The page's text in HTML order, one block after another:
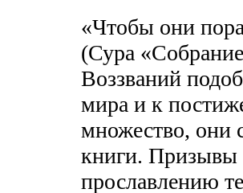
«Чтобы они
(Сура
Воззваний
мира и к
множество, они
книги.
прославлению